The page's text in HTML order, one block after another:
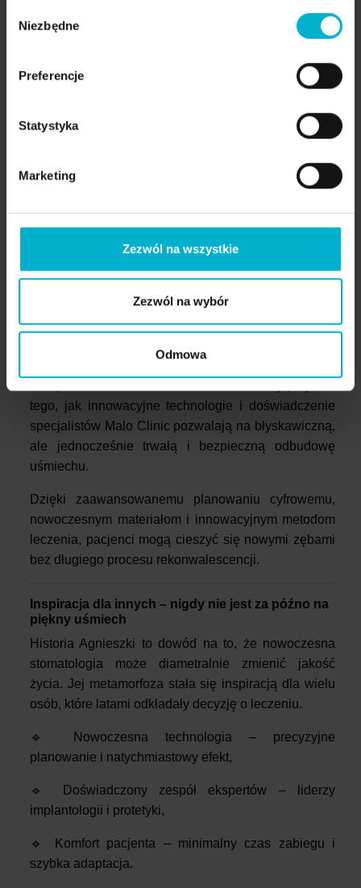
zgody
Niezbędne
Preferencje
Statystyka
Marketing
Zezwól na wszystkie
Zezwól na wybór
Odmowa
Efekt metamorfozy był spektakularny. Agnieszka
uśmiech, ale przede wszystkim pewność siebie i
jest ogromna!” – powiedziała tuż po zabiegu. Jej
kryły wzruszenia, widząc, jak ich mama odzyskuje
radość i swobodę.
tego, jak innowacyjne technologie i doświadczenie
specjalistów Malo Clinic pozwalają na błyskawiczną,
ale jednocześnie trwałą i bezpieczną odbudowę
uśmiechu.
Dzięki zaawansowanemu planowaniu cyfrowemu,
nowoczesnym materiałom i innowacyjnym metodom
leczenia, pacjenci mogą cieszyć się nowymi zębami
bez długiego procesu rekonwalescencji.
Inspiracja dla innych – nigdy nie jest za późno na
piękny uśmiech
Historia Agnieszki to dowód na to, że nowoczesna
stomatologia może diametralnie zmienić jakość
życia. Jej metamorfoza stała się inspiracją dla wielu
osób, które latami odkładały decyzję o leczeniu.
🔹 Nowoczesna technologia – precyzyjne
planowanie i natychmiastowy efekt,
🔹 Doświadczony zespół ekspertów – liderzy
implantologii i protetyki,
🔹 Komfort pacjenta – minimalny czas zabiegu i
szybka adaptacja.